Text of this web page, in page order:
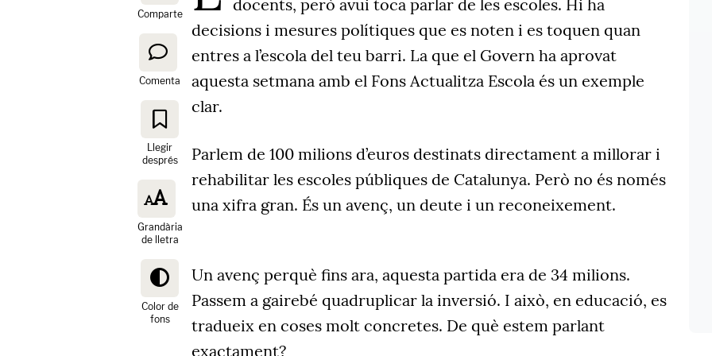
Comparte
Comenta
Llegir
després
Grandària
de lletra
Color de
fons
docents, però avui toca parlar de les escoles. Hi ha
decisions i mesures polítiques que es noten i es toquen quan
entres a l’escola del teu barri. La que el Govern ha aprovat
aquesta setmana amb el Fons Actualitza Escola és un exemple
clar.
Parlem de 100 milions d’euros destinats directament a millorar i
rehabilitar les escoles públiques de Catalunya. Però no és només
una xifra gran. És un avenç, un deute i un reconeixement.
Un avenç perquè fins ara, aquesta partida era de 34 milions.
Passem a gairebé quadruplicar la inversió. I això, en educació, es
tradueix en coses molt concretes. De què estem parlant
exactament?